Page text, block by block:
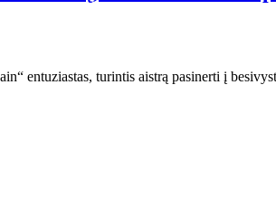
entuziastas, turintis aistrą pasinerti į